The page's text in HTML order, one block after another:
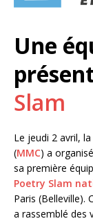
Une
Slam
Le jeudi 2 avril,
(MMC) a
sa première
Poetry Slam
Paris (Belleville).
a rassemblé des